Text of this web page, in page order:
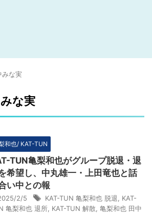
みな実
な実
和也/ KAT-TUN
TUN亀梨和也がグループ脱退・退
希望し、中丸雄一・上田竜也と話
い中との報
2/5 KAT-TUN 亀梨和也 脱退
KAT-
亀梨和也 退所 KAT-TUN 解散 亀梨和也 田中